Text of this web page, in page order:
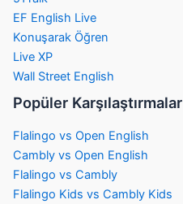
EF English Live
Konuşarak Öğren
Live XP
Wall Street English
Popüler Karşılaştırmalar
Flalingo vs Open English
Cambly vs Open English
Flalingo vs Cambly
Flalingo Kids vs Cambly Kids